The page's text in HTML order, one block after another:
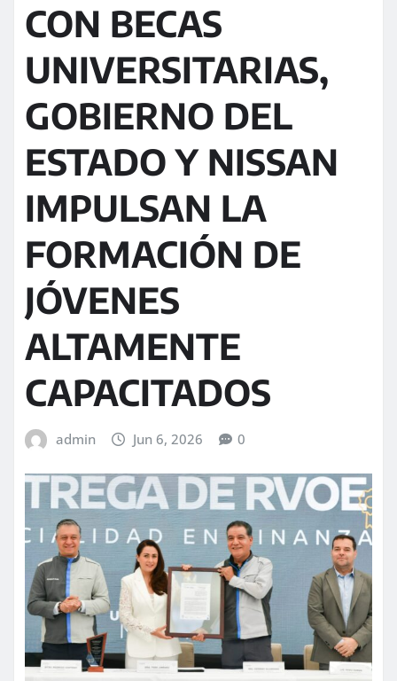
CON BECAS
UNIVERSITARIAS,
GOBIERNO DEL
ESTADO Y NISSAN
IMPULSAN LA
FORMACIÓN DE
JÓVENES
ALTAMENTE
CAPACITADOS
admin Jun 6, 2026 0